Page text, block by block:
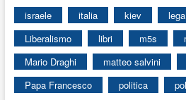
israele
italia kiev lega
Liberalismo
libri m5s
Mario Draghi
matteo salvini
Papa Francesco
politica